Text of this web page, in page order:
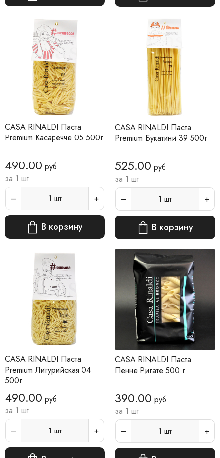
CASA RINALDI Паста
Premium Касаречче 05 500г
490.00 руб
за 1 шт
1 шт
В корзину
CASA RINALDI Паста
Premium Букатини 39 500г
525.00 руб
за 1 шт
1 шт
В корзину
CASA RINALDI Паста
Premium Лигурийская 04
500г
490.00 руб
за 1 шт
1 шт
CASA RINALDI Паста
Пенне Ригате 500 г
390.00 руб
за 1 шт
1 шт